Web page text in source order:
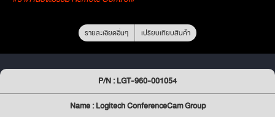
รายละเอียดอื่นๆ เปรียบเทียบสินค้า
P/N : LGT-960-001054
Name : Logitech ConferenceCam Group